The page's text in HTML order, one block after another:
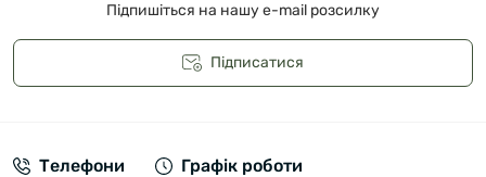
Підпишіться на нашу e-mail розсилку
Підписатися
Телефони Графік роботи